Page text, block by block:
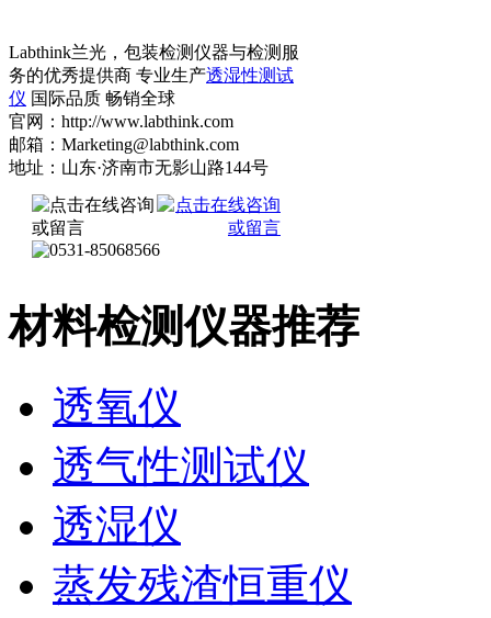
Labthink兰光，包装检测仪器与检测服
务的优秀提供商 专业生产透湿性测试
仪 国际品质 畅销全球
官网：http://www.labthink.com
邮箱：Marketing@labthink.com
地址：山东·济南市无影山路144号
材料检测仪器推荐
透氧仪
透气性测试仪
透湿仪
蒸发残渣恒重仪